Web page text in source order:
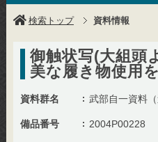
検索トップ 資料情報
御触状写(大組頭
美な履き物使用
資料群名 武部自一資料（
備品番号 2004P00228